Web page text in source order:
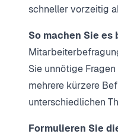
schneller vorzeitig
So machen Sie es
Sie unnötige
mehrere kürzere
unterschiedlichen
Formulieren Sie